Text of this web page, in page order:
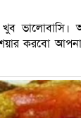
ভালোবাসি।
করবো